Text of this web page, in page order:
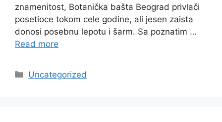
znamenitost, Botanička bašta Beograd privlači
posetioce tokom cele godine, ali jesen zaista
donosi posebnu lepotu i šarm. Sa poznatim …
Read more
Categories
Uncategorized